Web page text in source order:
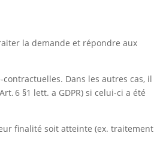
la demande et répondre aux
contractuelles. Dans les autres cas, il
6 §1 lett. a GDPR) si celui-ci a été
finalité soit atteinte (ex. traitement